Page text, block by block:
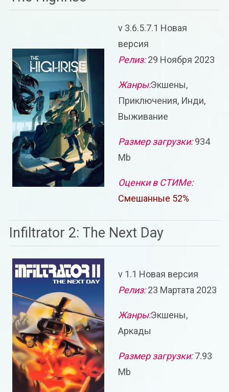
v 3.6.5.7.1 Новая
версия
Релиз:29 Ноября 2023
Жанры:Экшены,
Приключения, Инди,
Выживание
Размер загрузки:934
Mb
Оценки в СТИМе:
Смешанные 52%
Infiltrator 2: The Next Day
v 1.1 Новая версия
Релиз:23 Мартата 2023
Жанры:Экшены,
Аркады
Размер загрузки:7.93
Mb